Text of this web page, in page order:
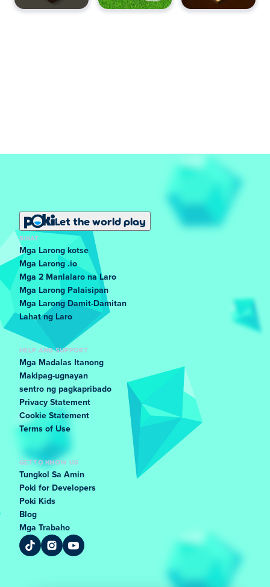
Let the world play
SIKAT
Mga Larong kotse
Mga Larong .io
Mga 2 Manlalaro na Laro
Mga Larong Palaisipan
Mga Larong Damit-Damitan
Lahat ng Laro
HELP AND SUPPORT
Mga Madalas Itanong
Makipag-ugnayan
sentro ng pagkapribado
Privacy Statement
Cookie Statement
Terms of Use
GET TO KNOW US
Tungkol Sa Amin
Poki for Developers
Poki Kids
Blog
Mga Trabaho